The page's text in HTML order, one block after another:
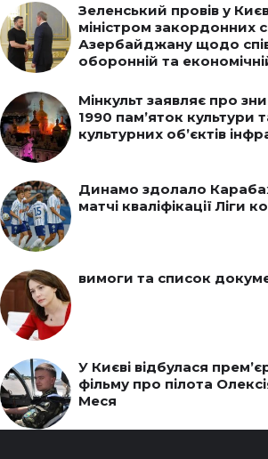
Зеленський провів у
міністром закордонних
Азербайджану щодо
оборонній та
Мінкульт заявляє про
1990 пам’яток культури
культурних об’єктів
Динамо здолало
матчі кваліфікації Ліги
вимоги та список
У Києві відбулася
фільму про пілота
Меся